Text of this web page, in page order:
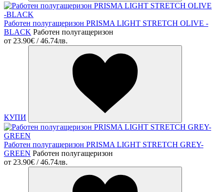
Работен полугащеризон PRISMA LIGHT STRETCH OLIVE -
BLACK Работен полугащеризон
от 23.90€ / 46.74лв.
КУПИ
Работен полугащеризон PRISMA LIGHT STRETCH GREY-
GREEN Работен полугащеризон
от 23.90€ / 46.74лв.